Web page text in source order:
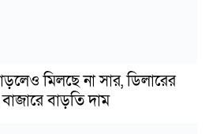
মিলছে না সার, ডিলারের
বাড়তি দাম